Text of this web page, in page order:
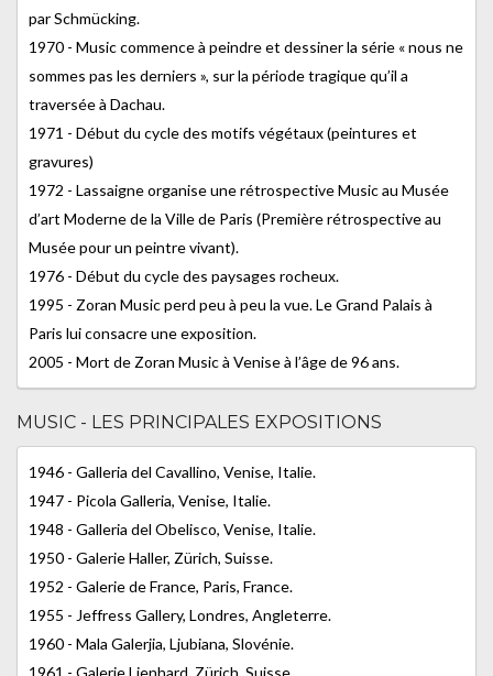
par Schmücking.
1970 - Music commence à peindre et dessiner la série « nous ne
sommes pas les derniers », sur la période tragique qu’il a
traversée à Dachau.
1971 - Début du cycle des motifs végétaux (peintures et
gravures)
1972 - Lassaigne organise une rétrospective Music au Musée
d’art Moderne de la Ville de Paris (Première rétrospective au
Musée pour un peintre vivant).
1976 - Début du cycle des paysages rocheux.
1995 - Zoran Music perd peu à peu la vue. Le Grand Palais à
Paris lui consacre une exposition.
2005 - Mort de Zoran Music à Venise à l’âge de 96 ans.
MUSIC - LES PRINCIPALES EXPOSITIONS
1946 - Galleria del Cavallino, Venise, Italie.
1947 - Picola Galleria, Venise, Italie.
1948 - Galleria del Obelisco, Venise, Italie.
1950 - Galerie Haller, Zürich, Suisse.
1952 - Galerie de France, Paris, France.
1955 - Jeffress Gallery, Londres, Angleterre.
1960 - Mala Galerjia, Ljubiana, Slovénie.
1961 - Galerie Lienhard, Zürich, Suisse.